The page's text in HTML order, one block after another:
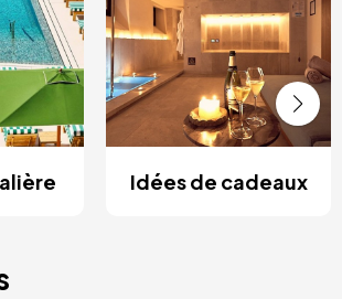
Idées de cadeaux